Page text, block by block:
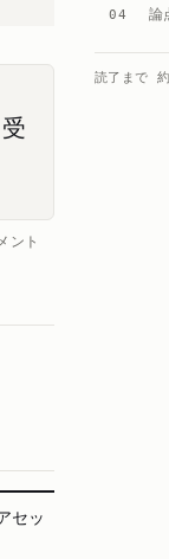
04 論
読了まで 約
ント
セッ